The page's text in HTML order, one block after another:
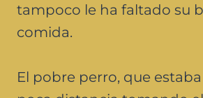
tampoco le ha faltado su
comida.
El pobre perro, que